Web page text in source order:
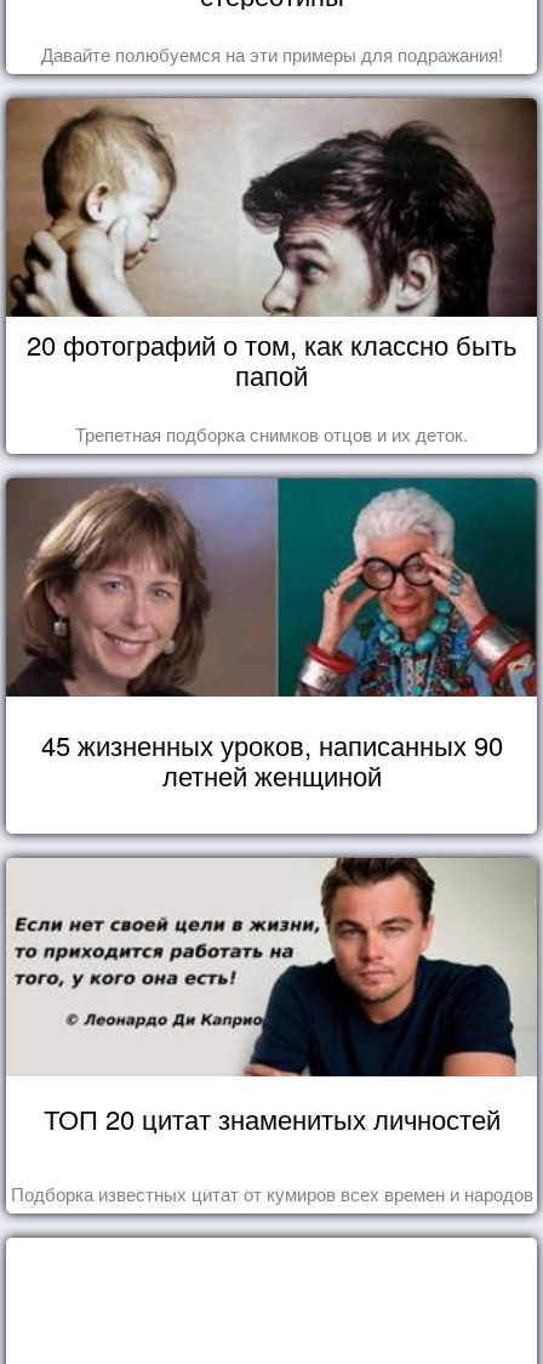
Давайте полюбуемся на эти примеры для подражания!
20 фотографий о том, как классно быть
папой
Трепетная подборка снимков отцов и их деток.
45 жизненных уроков, написанных 90
летней женщиной
ТОП 20 цитат знаменитых личностей
Подборка известных цитат от кумиров всех времен и народов